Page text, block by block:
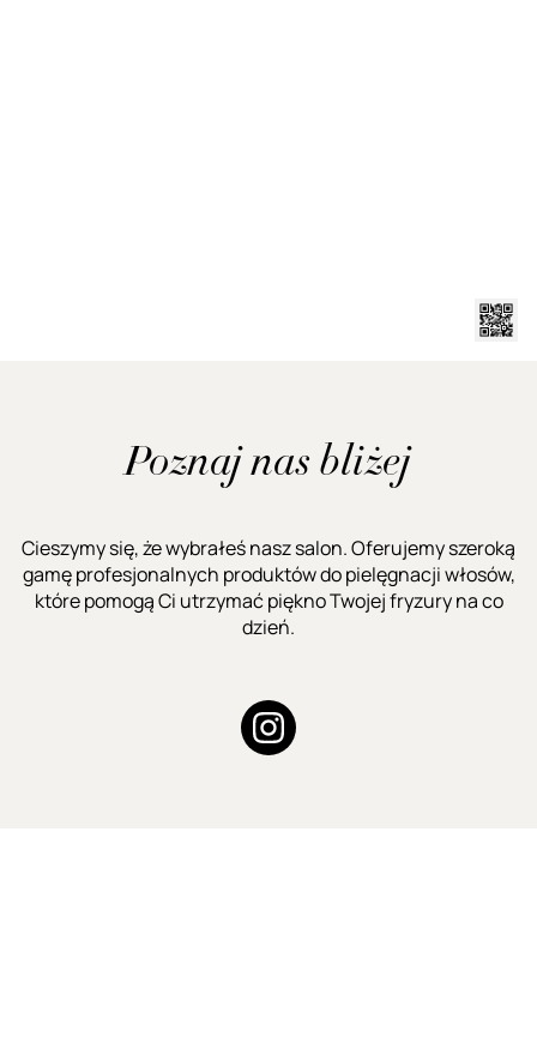
Poznaj nas bliżej
Cieszymy się, że wybrałeś nasz salon. Oferujemy szeroką
gamę profesjonalnych produktów do pielęgnacji włosów,
które pomogą Ci utrzymać piękno Twojej fryzury na co
dzień.